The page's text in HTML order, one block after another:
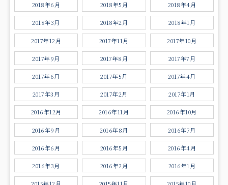
2018年6月 2018年5月 2018年4月
2018年3月 2018年2月 2018年1月
2017年12月 2017年11月 2017年10月
2017年9月 2017年8月 2017年7月
2017年6月 2017年5月 2017年4月
2017年3月 2017年2月 2017年1月
2016年12月 2016年11月 2016年10月
2016年9月 2016年8月 2016年7月
2016年6月 2016年5月 2016年4月
2016年3月 2016年2月 2016年1月